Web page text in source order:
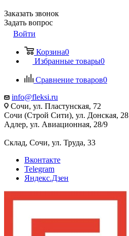
Заказать звонок
Задать вопрос
Войти
Корзина0
Избранные товары0
Сравнение товаров0
info@fleksi.ru
Сочи, ул. Пластунская, 72
Сочи (Строй Сити), ул. Донская, 28
Адлер, ул. Авиационная, 28/9
Склад, Сочи, ул. Труда, 33
Вконтакте
Telegram
Яндекс.Дзен